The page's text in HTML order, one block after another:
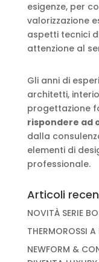
esigenze, per
valorizzazione
aspetti tecnici
attenzione al
Gli anni di
architetti,
progettazione
rispondere ad
dalla
elementi di
professionale.
Articoli
NOVITÀ SERIE
THERMOROSSI
NEWFORM &